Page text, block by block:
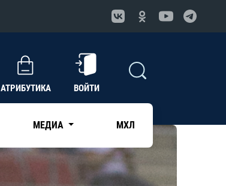
АТРИБУТИКА ВОЙТИ
МЕДИА МХЛ